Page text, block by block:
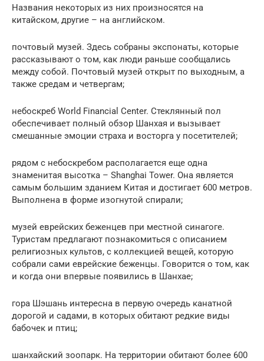
Названия некоторых из них произносятся на
китайском, другие – на английском.
почтовый музей. Здесь собраны экспонаты, которые
рассказывают о том, как люди раньше сообщались
между собой. Почтовый музей открыт по выходным, а
также средам и четвергам;
небоскреб World Financial Center. Стеклянный пол
обеспечивает полный обзор Шанхая и вызывает
смешанные эмоции страха и восторга у посетителей;
рядом с небоскребом располагается еще одна
знаменитая высотка – Shanghai Tower. Она является
самым большим зданием Китая и достигает 600 метров.
Выполнена в форме изогнутой спирали;
музей еврейских беженцев при местной синагоге.
Туристам предлагают познакомиться с описанием
религиозных культов, с коллекцией вещей, которую
собрали сами еврейские беженцы. Говорится о том, как
и когда они впервые появились в Шанхае;
гора Шэшань интересна в первую очередь канатной
дорогой и садами, в которых обитают редкие виды
бабочек и птиц;
шанхайский зоопарк. На территории обитают более 600